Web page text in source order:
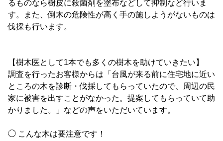
るものなら樹皮に殺菌剤を塗布などして抑制など行いま
す。また、倒木の危険性が高く手の施しようがないものは
伐採も行います。
【樹木医として1本でも多くの樹木を助けていきたい】
調査を行ったお客様からは「台風が来る前に住宅地に近い
ところの木を診断・伐採してもらっていたので、周辺の民
家に被害を出すことがなかった。提案してもらっていて助
かりました。」などの声をいただいています。
◯ こんな木は要注意です！